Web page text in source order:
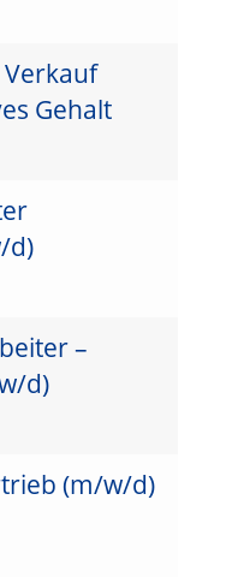
Gehalt
d)
–
d)
(m/w/d)